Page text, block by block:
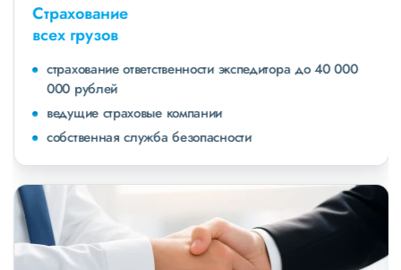
Страхование
всех грузов
страхование ответственности экспедитора до 40 000
000 рублей
ведущие страховые компании
собственная служба безопасности